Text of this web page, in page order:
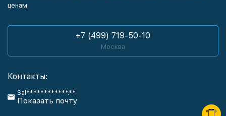
ценам
+7 (499) 719-50-10
Москва
Контакты:
Sal************.**
Показать почту